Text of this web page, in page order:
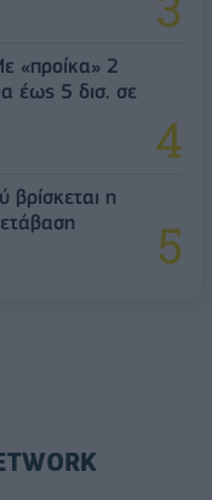
«προίκα» 2
έως 5 δισ. σε
βρίσκεται η